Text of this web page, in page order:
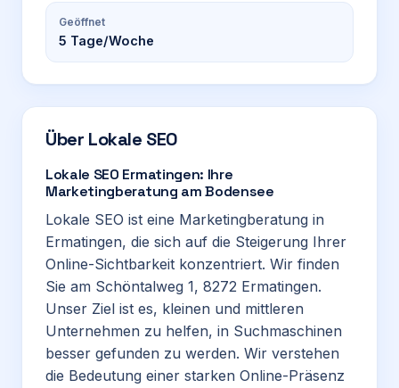
Geöffnet
5 Tage/Woche
Über Lokale SEO
Lokale SEO Ermatingen: Ihre
Marketingberatung am Bodensee
Lokale SEO ist eine Marketingberatung in
Ermatingen, die sich auf die Steigerung Ihrer
Online-Sichtbarkeit konzentriert. Wir finden
Sie am Schöntalweg 1, 8272 Ermatingen.
Unser Ziel ist es, kleinen und mittleren
Unternehmen zu helfen, in Suchmaschinen
besser gefunden zu werden. Wir verstehen
die Bedeutung einer starken Online-Präsenz